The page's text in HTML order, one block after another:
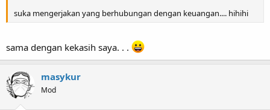
suka mengerjakan yang berhubungan dengan keuangan.... hihihi
sama dengan kekasih saya. . .
masykur
Mod